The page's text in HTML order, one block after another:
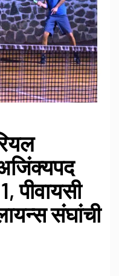
पीवायसी
संघांची